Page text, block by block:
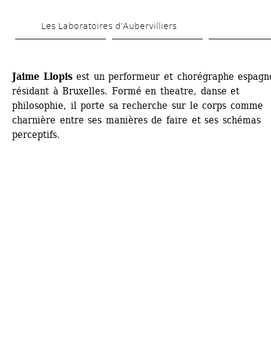
to
Les Laboratoires d’Aubervilliers
Jaime Llopisest un performeur et chorégraphe
résidant à Bruxelles. Formé en theatre, danse et
philosophie, il porte sa recherche sur le corps comme
charnière entre ses manières de faire et ses schémas
perceptifs.